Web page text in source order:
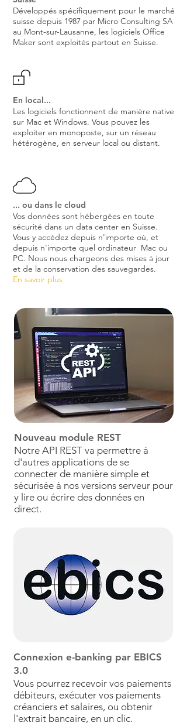
Développés spécifiquement pour le marché
suisse depuis 1987 par Micro Consulting SA
au Mont-sur-Lausanne, les logiciels Office
Maker sont exploités partout en Suisse.
En local...
Les logiciels fonctionnent de manière native
sur Mac et Windows. Vous pouvez les
exploiter en monoposte, sur un réseau
hétérogène, en serveur local ou distant.
... ou dans le cloud
Vos données sont hébergées en toute
sécurité dans un data center en Suisse.
Vous y accédez depuis n'importe où, et
depuis n'importe quel ordinateur Mac ou
PC. Nous nous chargeons des mises à jour
et de la conservation des sauvegardes.
En savoir plus
Nouveau module REST
Notre API REST va permettre à
d'autres applications de se
connecter de manière simple et
sécurisée à nos versions serveur pour
y lire ou écrire des données en
direct.
Connexion e-banking par EBICS
3.0
Vous pourrez recevoir vos paiements
débiteurs, exécuter vos paiements
créanciers et salaires, ou obtenir
l'extrait bancaire, en un clic.